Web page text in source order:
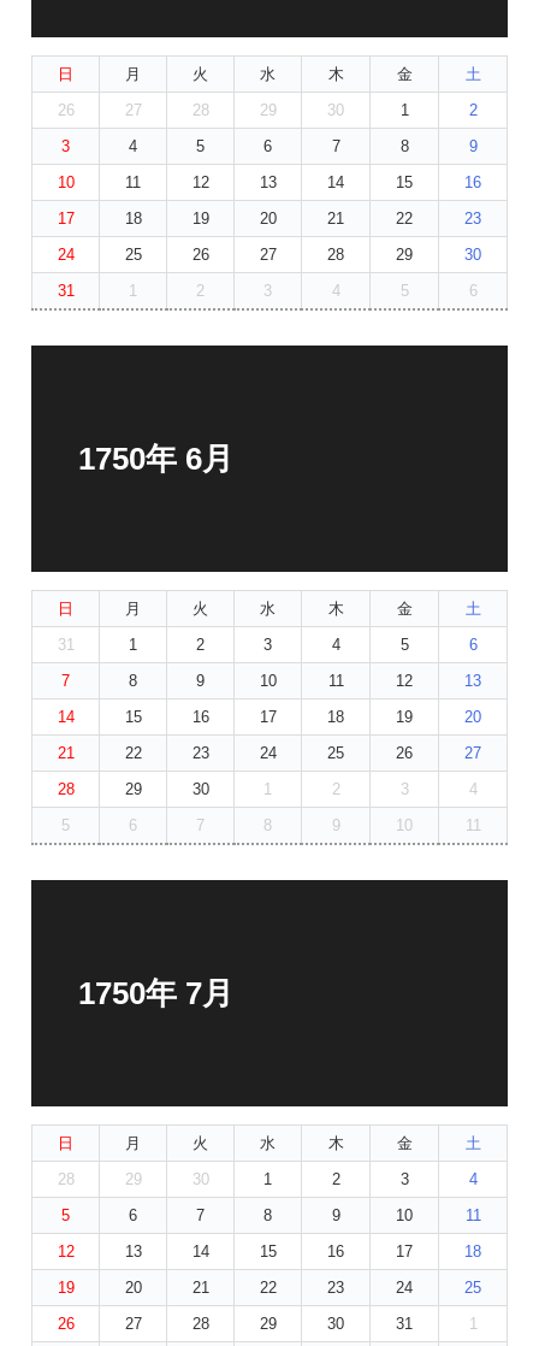
日 月 火 水 木 金
土
26
27 28 29 30 1
2
3
4 5 6 7 8
9
10
11 12 13 14 15
16
17
18 19 20 21 22
23
24
25 26 27 28 29
30
31
1 2 3 4 5 6
1750年 6月
日 月 火 水 木 金
土
31
1 2 3 4 5
6
7
8 9 10 11 12
13
14
15 16 17 18 19
20
21
22 23 24 25 26
27
28
29 30 1 2 3
4
5
6 7 8 9 10 11
1750年 7月
日 月 火 水 木 金
土
28
29 30 1 2 3
4
5
6 7 8 9 10
11
12
13 14 15 16 17
18
19
20 21 22 23 24
25
26
27 28 29 30 31
1